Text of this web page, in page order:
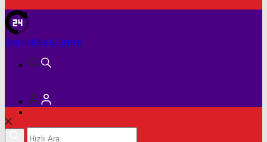
Son dakika haberleri